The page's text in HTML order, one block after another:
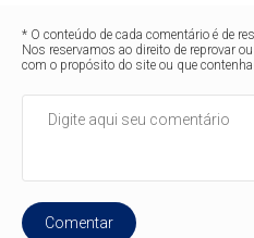
* O conteúdo de cada comentário é de
Nos reservamos ao direito de reprovar
com o propósito do site ou que
Comentar